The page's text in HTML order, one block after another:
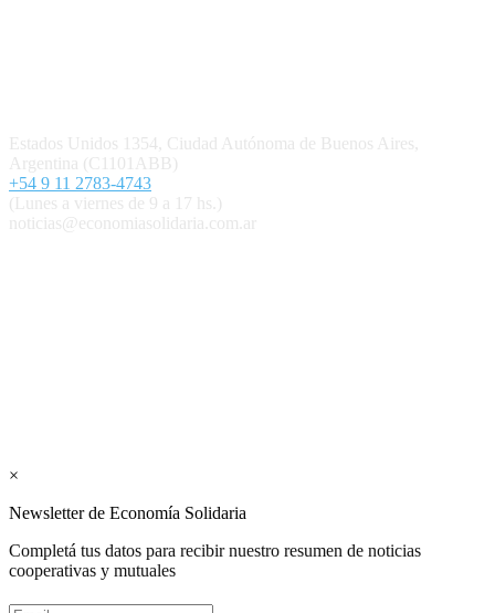
Estados Unidos 1354, Ciudad Autónoma de Buenos Aires,
Argentina (C1101ABB)
+54 9 11 2783-4743
(Lunes a viernes de 9 a 17 hs.)
noticias@economiasolidaria.com.ar
×
Newsletter de Economía Solidaria
Completá tus datos para recibir nuestro resumen de noticias
cooperativas y mutuales